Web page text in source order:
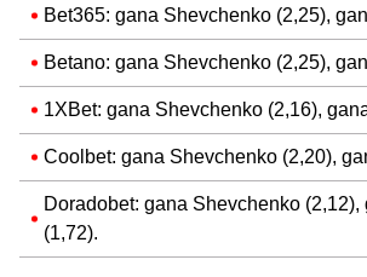
Bet365: gana Shevchenko (2,25),
Betano: gana Shevchenko (2,25),
1XBet: gana Shevchenko (2,16),
Coolbet: gana Shevchenko (2,20),
Doradobet: gana Shevchenko (2,12),
(1,72).